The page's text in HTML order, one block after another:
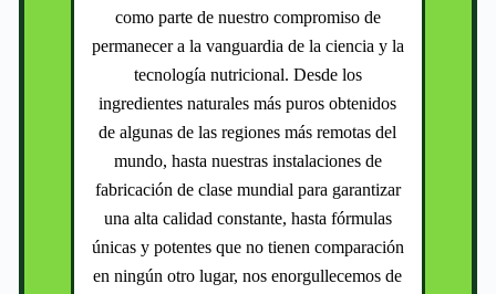
como parte de nuestro compromiso de
permanecer a la vanguardia de la ciencia y la
tecnología nutricional. Desde los
ingredientes naturales más puros obtenidos
de algunas de las regiones más remotas del
mundo, hasta nuestras instalaciones de
fabricación de clase mundial para garantizar
una alta calidad constante, hasta fórmulas
únicas y potentes que no tienen comparación
en ningún otro lugar, nos enorgullecemos de